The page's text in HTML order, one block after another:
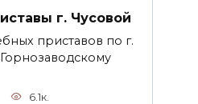
г. Чусовой
приставов по г.
6.1к.